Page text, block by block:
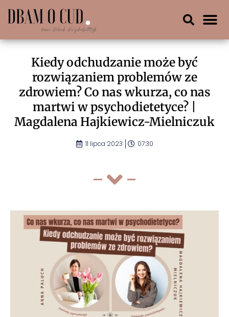
Kiedy odchudzanie może być
rozwiązaniem problemów ze
zdrowiem? Co nas wkurza, co nas
martwi w psychodietetyce? |
Magdalena Hajkiewicz-Mielniczuk
11 lipca 2023 07:30